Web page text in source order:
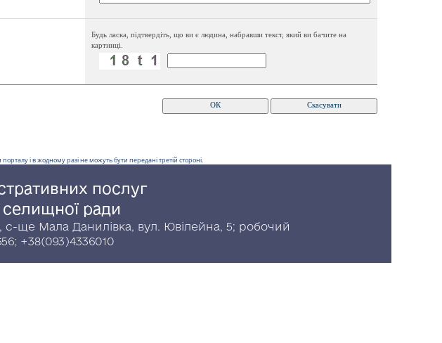
Будь ласка, підтвердіть, що ви є людина, набравши текст, який ви бачите на
картинці.
і в жодному разі не можуть бути передані третій стороні.
послуг
селищної ради
с-ще Мала Данилівка, вул. Ювілейна, 5; робочий
+38(093)4336010